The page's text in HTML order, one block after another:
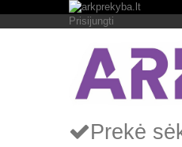
Prisijungti
Prekė